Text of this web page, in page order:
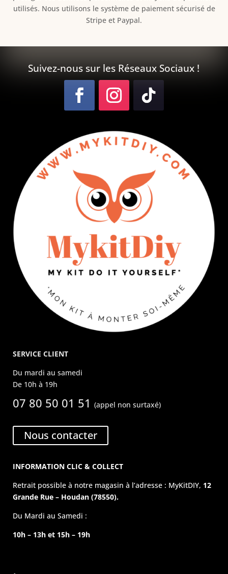
utilisés. Nous utilisons le système de paiement sécurisé de
Stripe et Paypal.
Suivez-nous sur les Réseaux Sociaux !
SERVICE CLIENT
Du mardi au samedi
De 10h à 19h
07 80 50 01 51(appel non surtaxé)
Nous contacter
INFORMATION CLIC & COLLECT
Retrait possible à notre magasin à l’adresse : MyKitDIY, 12
Grande Rue – Houdan (78550).
Du Mardi au Samedi :
10h – 13h et 15h – 19h